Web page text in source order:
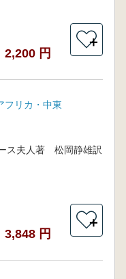
2,200 円
＋
フリカ・中東
ス夫人著 松岡静雄訳
3,848 円
＋